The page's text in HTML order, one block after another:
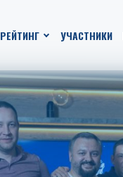
РЕЙТИНГ УЧАСТНИКИ